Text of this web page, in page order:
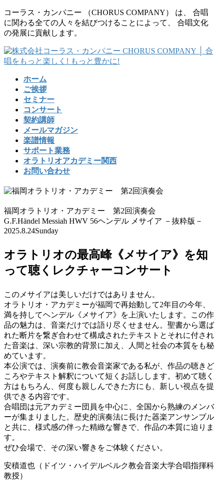
コ
ン
テ
ツ
に
ナ
ビ
ゲ
シ
ョ
コーラス・カンパニー （CHORUS COMPANY） は、 合唱
に関わる全ての人々を結びつけることによって、 合唱文化
の発展に貢献します。
ホーム
ご挨拶
セミナー
コンサート
契約講師
メールマガジン
楽譜情報
サポート業務
オラトリオアカデミー関西
お問い合わせ
福岡オラトリオ・アカデミー 第2回演奏会
G.F.Händel Messiah HWV 56ヘンデル メサイア －抜粋版－
2025.8.24Sunday
オラトリオの最高峰《メサイア》を知
って聴くレクチャーコンサート
このメサイアは美しいだけではありません。
オラトリオ・アカデミーが福岡で再始動して2年目の今年、
満を持してヘンデル《メサイア》を上演いたします。この作
品の魅力は、音楽だけでは語り尽くせません。聖書から選ば
れた断片を繋ぎ合わせて構成されたテキストとそれに付され
た音楽は、深い宗教的背景に加え、人間と社会の本質をも秘
めています。
本公演では、演奏前に教会音楽家である私が、作品の聴きど
ころやテキスト解釈について短くお話しします。初めて聴く
方はもちろん、何度も親しんできた方にも、新しい視点を提
供できる内容です。
合唱団は元アカデミー団員を中心に、全国から熟練のメンバ
ーが集まりました。歴史的演奏法に長けた器楽アンサンブル
と共に、様式感の伴った精緻な響きで、作品の本質に迫りま
す。
ぜひ会場で、その深い響きをご体験ください。
安積道也（ドイツ・ハイデルベルク教会音楽大学合唱指揮科
教授）